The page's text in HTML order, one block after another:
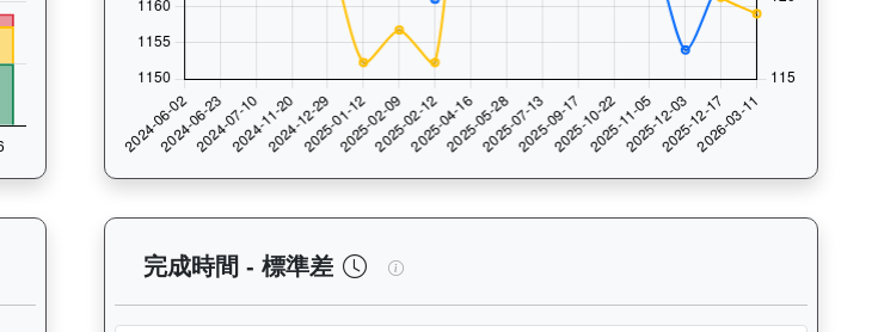
表：查看馬匹最近10場比賽的走位變化趨勢，分析馬匹的跑法風格和衝線
完成時間 - 標準差 天火同心（J259）— 完成時間標準差分析